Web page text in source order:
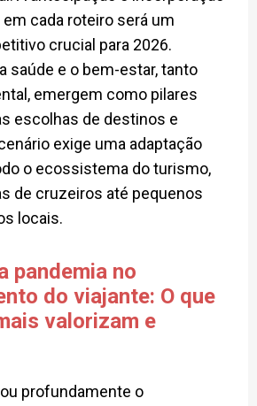
cada roteiro será um
crucial para 2026.
saúde e o bem-estar, tanto
emergem como pilares
escolhas de destinos e
exige uma adaptação
o ecossistema do turismo,
de cruzeiros até pequenos
locais.
pandemia no
do viajante: O que
valorizam e
profundamente o